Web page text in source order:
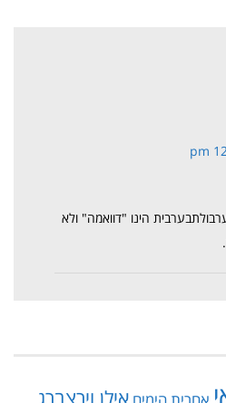
הינו "דוואמה" ולא